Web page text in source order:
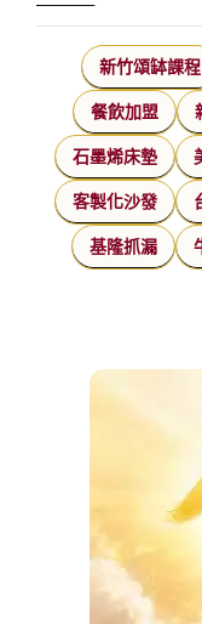
新竹頌缽課程
餐飲加盟
石墨烯床墊
客製化沙發
基隆抓漏